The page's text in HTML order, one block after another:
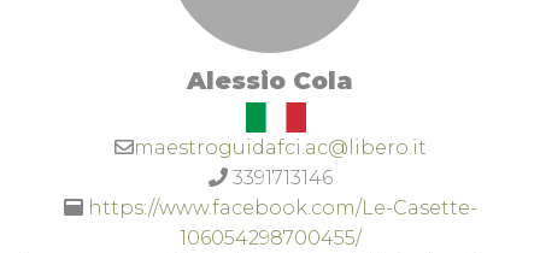
Alessio Cola
maestroguidafci.ac@libero.it
3391713146
https://www.facebook.com/Le-Casette-
106054298700455/